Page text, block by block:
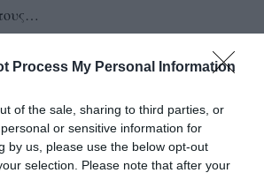
Process My Personal Information
of the sale, sharing to third parties, or
or sensitive information for
by us, please use the below opt-out
selection. Please note that after your
ΣΥΜΠΕΡΑΣΜΑΤΑ